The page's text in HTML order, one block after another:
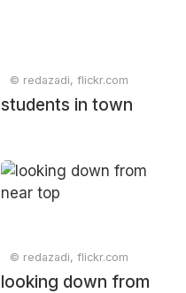
© redazadi, flickr.com
students in town
© redazadi, flickr.com
looking down from